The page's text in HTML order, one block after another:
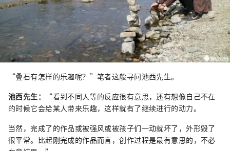
“叠石有怎样的乐趣呢？”笔者这般寻问池西先生。
池西先生：
“看到不同人等的反应很有意思，还有想像自己不在
的时候它会给某人带来乐趣，这样就有了继续进行的动力。
当然，完成了的作品或被强风或被孩子们一动就坏了，外形毁了
很平常。比起刚完成的作品而言，创作过程是最有意思的，不必